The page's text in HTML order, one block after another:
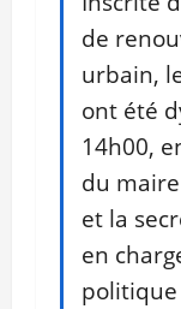
de
urbain,
ont été
14h00,
du
et la
en
politique